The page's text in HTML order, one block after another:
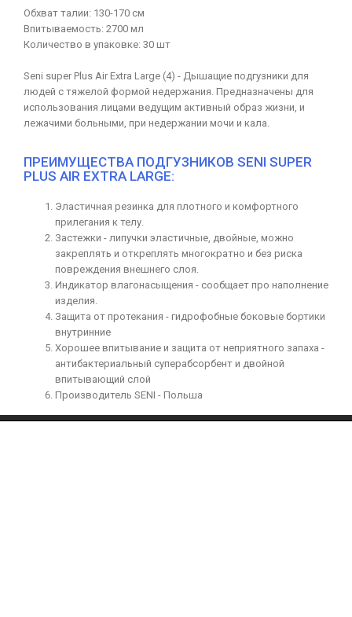
Обхват талии: 130-170 см
Впитываемость: 2700 мл
Количество в упаковке: 30 шт
Seni super Plus Air Extra Large (4) - Дышащие подгузники для
людей с тяжелой формой недержания. Предназначены для
использования лицами ведущим активный образ жизни, и
лежачими больными, при недержании мочи и кала.
ПРЕИМУЩЕСТВА ПОДГУЗНИКОВ SENI SUPER
PLUS AIR EXTRA LARGE:
Эластичная резинка для плотного и комфортного
прилегания к телу.
Застежки - липучки эластичные, двойные, можно
закреплять и откреплять многократно и без риска
повреждения внешнего слоя.
Индикатор влагонасыщения - сообщает про наполнение
изделия.
Защита от протекания - гидрофобные боковые бортики
внутринние
Хорошее впитывание и защита от неприятного запаха -
антибактериальный суперабсорбент и двойной
впитывающий слой
Производитель SENI - Польша